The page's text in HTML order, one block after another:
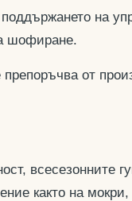
на
шофиране.
от
всесезонните
както на